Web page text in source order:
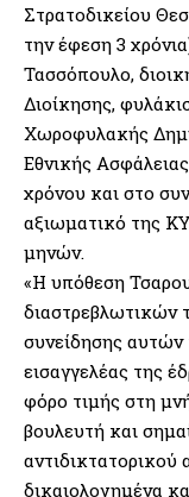
Στρατοδικείου
την έφεση 3
Τασσόπουλο,
Διοίκησης,
Χωροφυλακής
Εθνικής
χρόνου και στο
αξιωματικό της
μηνών.
«Η υπόθεση
διαστρεβλωτικών
συνείδησης
εισαγγελέας της
φόρο τιμής στη
βουλευτή και
αντιδικτατορικού
δικαιολογημένα